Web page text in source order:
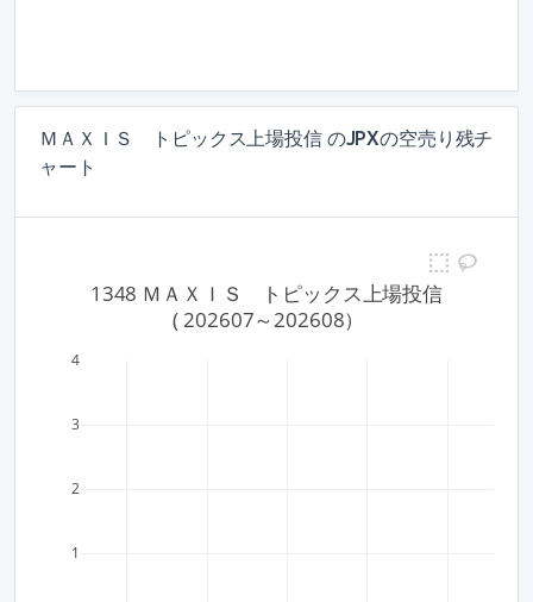
ＭＡＸＩＳ トピックス上場投信 のJPXの空売り残チ
ャート
1
2
3
4
1348 ＭＡＸＩＳ　トピックス上場投信
( 202607～202608）